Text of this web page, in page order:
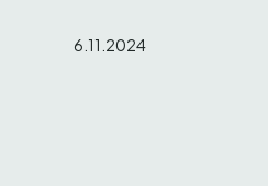
6.11.2024